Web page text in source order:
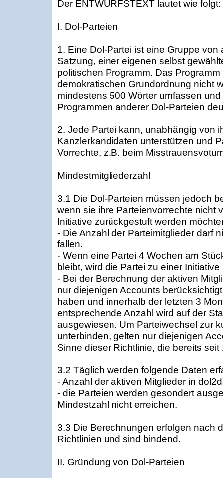
Der ENTWURFSTEXT lautet wie folgt:
I. Dol-Parteien
1. Eine Dol-Partei ist eine Gruppe von
Satzung, einer eigenen selbst
politischen Programm. Das
demokratischen Grundordnung nicht
mindestens 500 Wörter umfassen
Programmen anderer Dol-Parteien
2. Jede Partei kann, unabhängig von
Kanzlerkandidaten unterstützen und
Vorrechte, z.B. beim
Mindestmitgliederzahl
3.1 Die Dol-Parteien müssen jedoch
wenn sie ihre Parteienvorrechte nicht
Initiative zurückgestuft werden
- Die Anzahl der Parteimitglieder darf
fallen.
- Wenn eine Partei 4 Wochen am
bleibt, wird die Partei zu einer
- Bei der Berechnung der aktiven
nur diejenigen Accounts
haben und innerhalb der letzten 3
entsprechende Anzahl wird auf der
ausgewiesen. Um Parteiwechsel zur
unterbinden, gelten nur diejenigen
Sinne dieser Richtlinie, die bereits
3.2 Täglich werden folgende Daten
- Anzahl der aktiven Mitglieder in
- die Parteien werden gesondert
Mindestzahl nicht erreichen.
3.3 Die Berechnungen erfolgen nach
Richtlinien und sind bindend.
II. Gründung von Dol-Parteien